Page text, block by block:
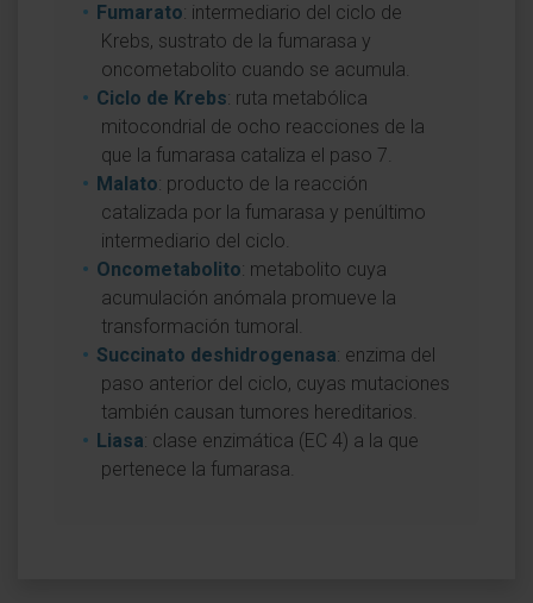
Fumarato: intermediario del ciclo de
Krebs, sustrato de la fumarasa y
oncometabolito cuando se acumula.
Ciclo de Krebs: ruta metabólica
mitocondrial de ocho reacciones de la
que la fumarasa cataliza el paso 7.
Malato: producto de la reacción
catalizada por la fumarasa y penúltimo
intermediario del ciclo.
Oncometabolito: metabolito cuya
acumulación anómala promueve la
transformación tumoral.
Succinato deshidrogenasa: enzima del
paso anterior del ciclo, cuyas mutaciones
también causan tumores hereditarios.
Liasa: clase enzimática (EC 4) a la que
pertenece la fumarasa.